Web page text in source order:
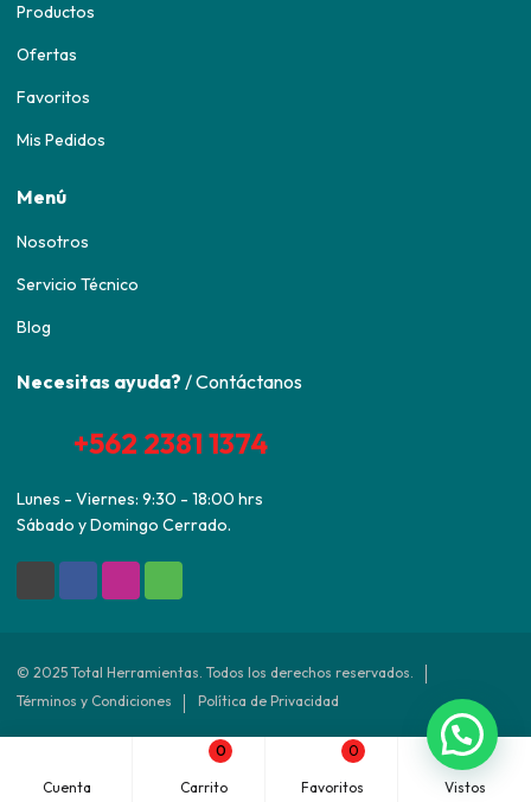
Cuenta
0
Carrito
0
Favoritos Vistos
Productos
Ofertas
Favoritos
Mis Pedidos
Menú
Nosotros
Servicio Técnico
Blog
Necesitas ayuda? / Contáctanos
+562 2381 1374
Lunes - Viernes: 9:30 - 18:00 hrs
Sábado y Domingo Cerrado.
© 2025 Total Herramientas. Todos los derechos reservados.
Términos y Condiciones
Política de Privacidad
Desarrollado porAgencia ED